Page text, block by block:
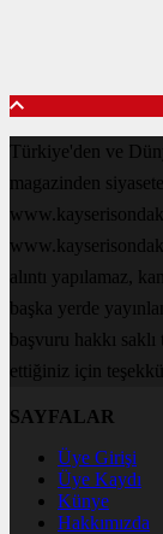
Türkiye'den ve
magazinden
alıntı yapılamaz,
başka yerde
başvuru hakkı
ettiğiniz için
SAYFALAR
Üye Girişi
Üye Kaydı
Künye
Hakkımızda